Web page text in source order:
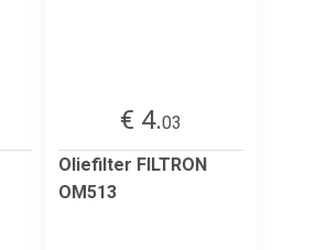
€ 4.03
Oliefilter FILTRON
OM513